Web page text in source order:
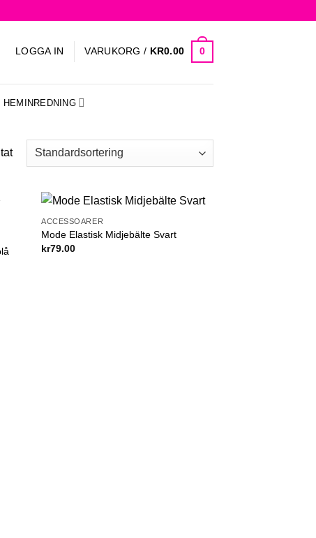
LOGGA IN VARUKORG / KR0.00 0
HEMINREDNING
wishlist
ACCESSOARER
Mode Elastisk Midjebälte Svart
kr79.00